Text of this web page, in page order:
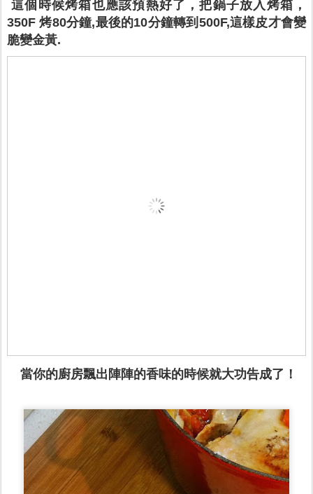
這個時候烤箱也應該預熱好了，把鍋子放入烤箱，
350F 烤80分鐘,最後的10分鐘轉到500F,這樣皮才會變
脆變金黃.
當你的廚房飄出陣陣的香味的時候就大功告成了！